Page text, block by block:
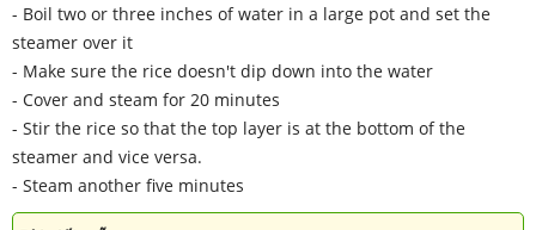
- Boil two or three inches of water in a large pot and set the
steamer over it
- Make sure the rice doesn't dip down into the water
- Cover and steam for 20 minutes
- Stir the rice so that the top layer is at the bottom of the
steamer and vice versa.
- Steam another five minutes